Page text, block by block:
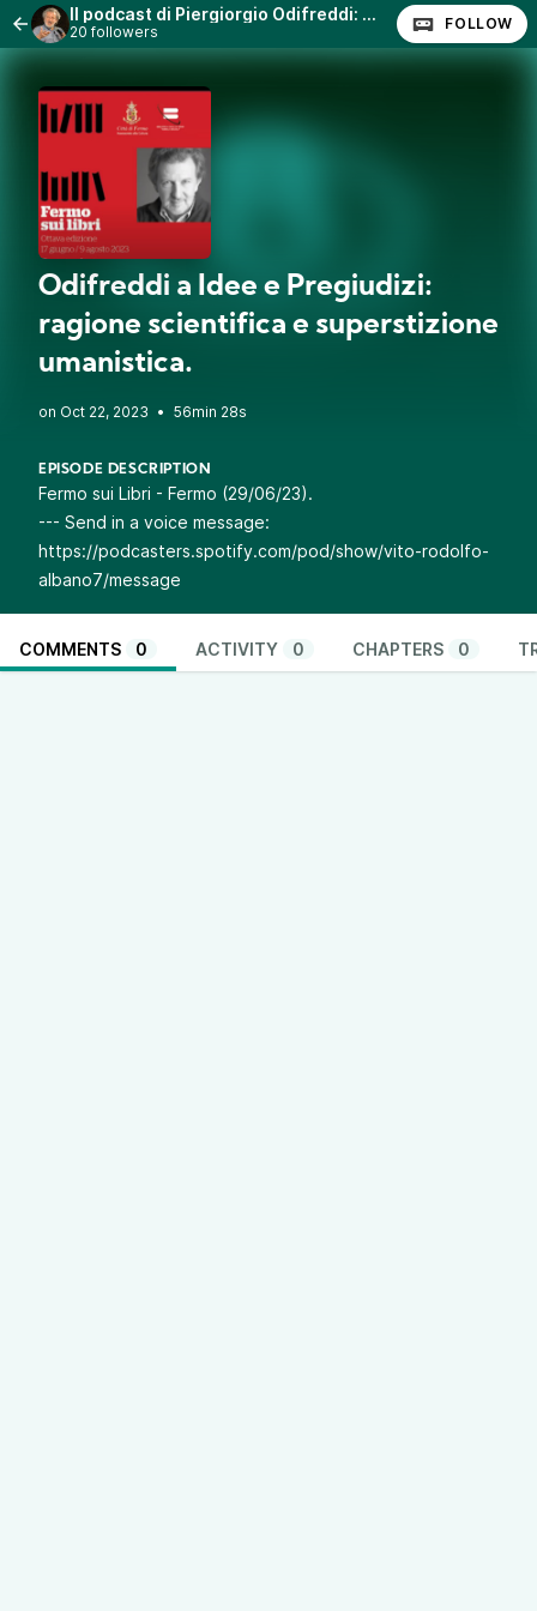
Il podcast di Piergiorgio Odifreddi: Lezioni e Conferenze.
20 followers FOLLOW
Odifreddi a Idee e Pregiudizi:
ragione scientifica e superstizione
umanistica.
• 56min 28s
EPISODE DESCRIPTION
Fermo sui Libri - Fermo (29/06/23).
--- Send in a voice message:
https://podcasters.spotify.com/pod/show/vito-rodolfo-
albano7/message
COMMENTS 0 ACTIVITY 0 CHAPTERS 0